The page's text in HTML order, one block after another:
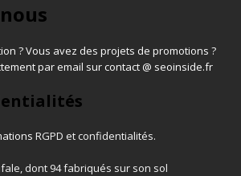
? Vous avez des projets de promotions ?
par email sur contact @ seoinside.fr
RGPD et confidentialités.
dont 94 fabriqués sur son sol